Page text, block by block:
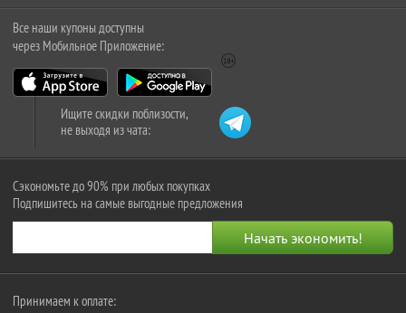
Все наши купоны доступны
через Мобильное Приложение:
Ищите скидки поблизости,
не выходя из чата:
Сэкономьте до 90% при любых покупках
Подпишитесь на самые выгодные предложения
Принимаем к оплате: